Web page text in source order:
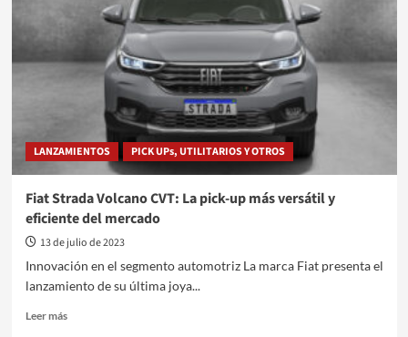
conducción
autónoma
a
alemanas
el
Way
LANZAMIENTOS PICK UPs, UTILITARIOS Y OTROS
Fiat Strada Volcano CVT: La pick-up más versátil y
eficiente del mercado
13 de julio de 2023
Innovación en el segmento automotriz La marca Fiat presenta el
lanzamiento de su última joya...
Leer másLeer